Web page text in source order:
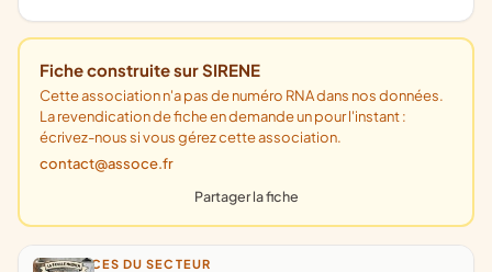
Fiche construite sur SIRENE
Cette association n'a pas de numéro RNA dans nos données.
La revendication de fiche en demande un pour l'instant :
écrivez-nous si vous gérez cette association.
contact@assoce.fr
Partager la fiche
ANNONCES DU SECTEUR